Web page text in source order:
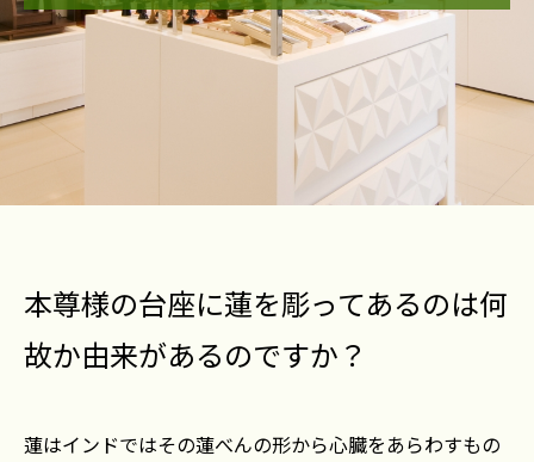
本尊様の台座に蓮を彫ってあるのは何
故か由来があるのですか？
蓮はインドではその蓮べんの形から心臓をあらわすもの